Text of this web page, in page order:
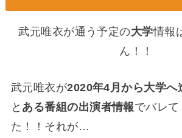
武元唯衣が通う予定の大学情報
ん！！
武元唯衣が2020年4月から大学へ
と ある番組の出演者情報でバレて
た！！それが…